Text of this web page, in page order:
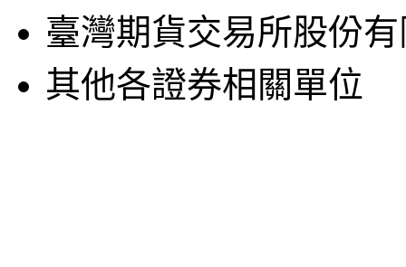
臺灣期貨交易所股份
其他各證券相關單位